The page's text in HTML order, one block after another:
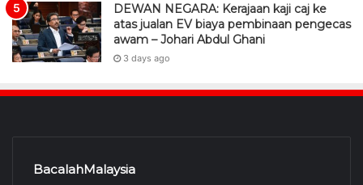
DEWAN NEGARA: Kerajaan kaji caj ke
atas jualan EV biaya pembinaan pengecas
awam – Johari Abdul Ghani
3 days ago
BacalahMalaysia